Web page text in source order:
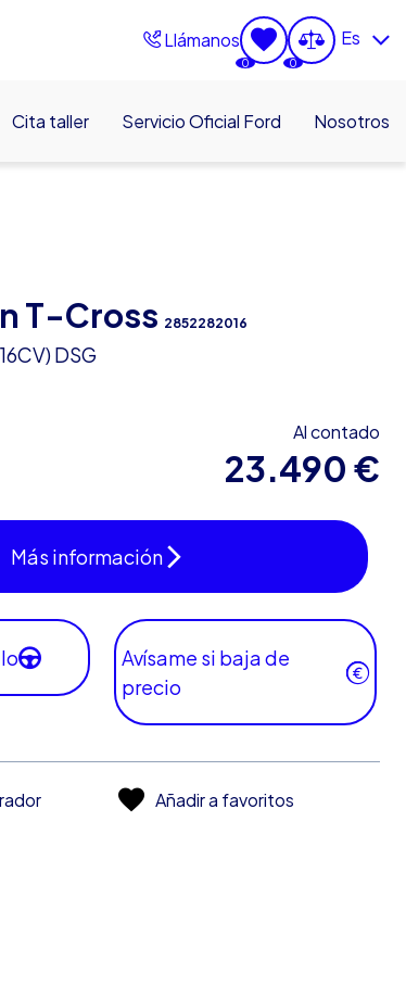
Llámanos
0 0
Es
Cita taller Servicio Oficial Ford Nosotros
T-Cross 2852282016
DSG
Al contado
23.490 €
Más información
Avísame si baja de
precio
Añadir a favoritos